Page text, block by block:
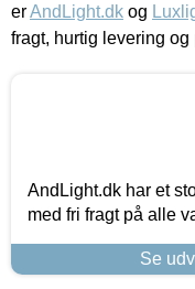
erAndLight.dk og
fragt, hurtig levering
AndLight.dk har et
med fri fragt på alle
Se